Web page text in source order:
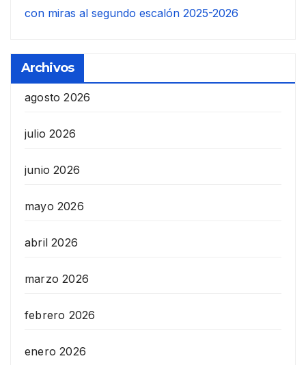
con miras al segundo escalón 2025-2026
Archivos
agosto 2026
julio 2026
junio 2026
mayo 2026
abril 2026
marzo 2026
febrero 2026
enero 2026